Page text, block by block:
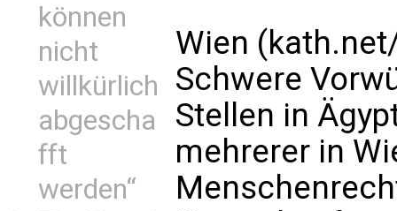
können
nicht
willkürlich
abgescha
fft
werden“
Wien
Schwere
Stellen in
mehrerer in